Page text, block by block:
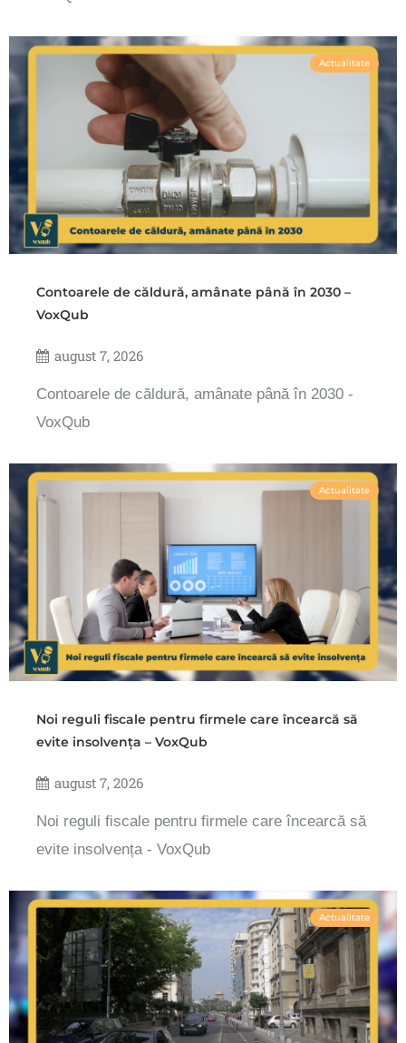
Actualitate
Contoarele de căldură, amânate până în 2030 –
VoxQub
august 7, 2026
Contoarele de căldură, amânate până în 2030 -
VoxQub
Actualitate
Noi reguli fiscale pentru firmele care încearcă să
evite insolvența – VoxQub
august 7, 2026
Noi reguli fiscale pentru firmele care încearcă să
evite insolvența - VoxQub
Actualitate